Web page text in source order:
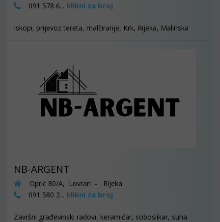
091 578 6... klikni za broj
Iskopi, prijevoz tereta, malčiranje, Krk, Rijeka, Malinska
NB-ARGENT
Oprić 80/A, Lovran - Rijeka
091 580 2... klikni za broj
Završni građevinski radovi, keramičar, soboslikar, suha